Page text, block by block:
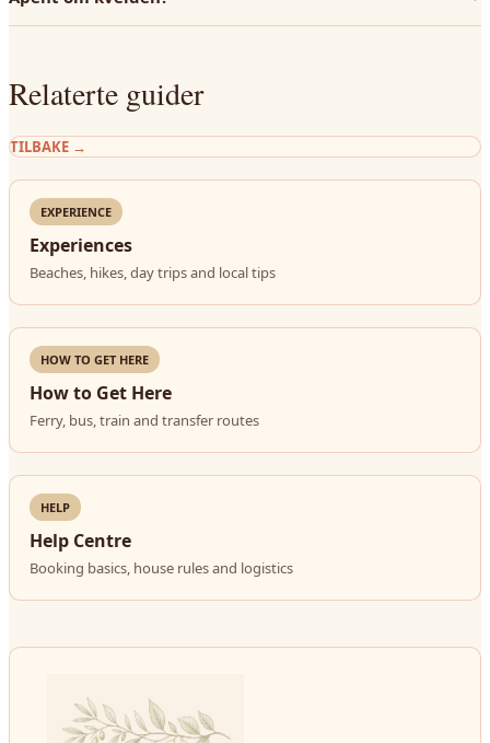
Relaterte guider
TILBAKE →
EXPERIENCE
Experiences
Beaches, hikes, day trips and local tips
HOW TO GET HERE
How to Get Here
Ferry, bus, train and transfer routes
HELP
Help Centre
Booking basics, house rules and logistics